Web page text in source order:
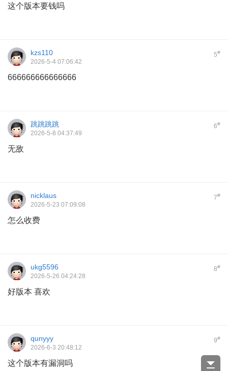
这个版本要钱吗
5#
kzs110
2026-5-4 07:06:42
666666666666666
6#
跳跳跳跳
2026-5-8 04:37:49
无敌
7#
nicklaus
2026-5-23 07:09:08
怎么收费
8#
ukg5596
2026-5-26 04:24:28
好版本 喜欢
9#
qunyyy
2026-6-3 20:48:12
这个版本有漏洞吗